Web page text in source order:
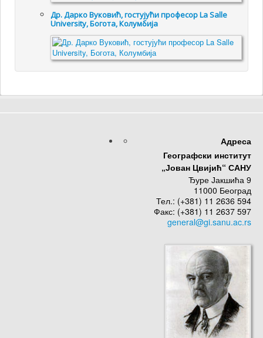
Др. Дарко Вуковић, гостујући професор La Salle
University, Богота, Колумбија
Адреса
Географски институт
„Јован Цвијић“ САНУ
Ђуре Јакшића 9
11000 Београд
Тел.: (+381) 11 2636 594
Факс: (+381) 11 2637 597